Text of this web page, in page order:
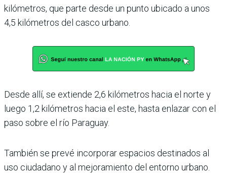
kilómetros, que parte desde un punto ubicado a unos
4,5 kilóme­tros del casco urbano.
Desde allí, se extiende 2,6 kilóme­tros hacia el norte y
luego 1,2 kilómetros hacia el este, hasta enlazar con el
paso sobre el río Paraguay.
También se prevé incorporar espacios destinados al
uso ciudadano y al mejoramiento del entorno urbano.